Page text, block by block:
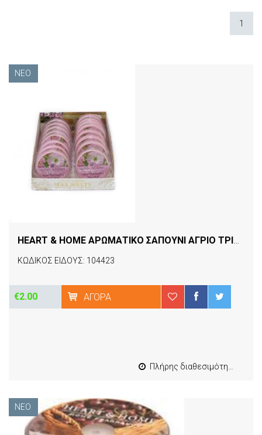
1
ΝΈΟ
ΚΩΔΙΚΟΣ ΕΙΔΟΥΣ: 104423
€2.00 ΑΓΟΡΆ
Πλήρης διαθεσιμότητα
ΝΈΟ